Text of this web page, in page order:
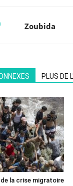
Zoubida
PLUS DE
la crise migratoire